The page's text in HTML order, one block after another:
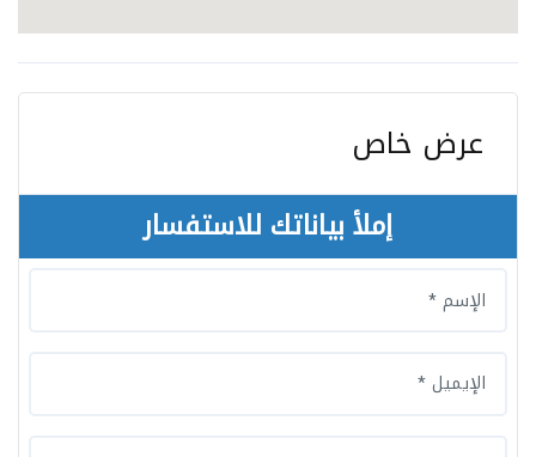
عرض خاص
إملأ بياناتك للاستفسار